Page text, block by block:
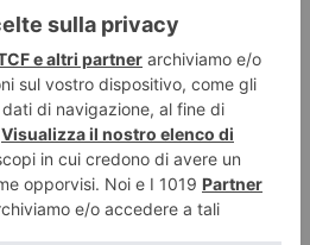
così interi territori rischiano di
centri del Piemonte. Non è quello